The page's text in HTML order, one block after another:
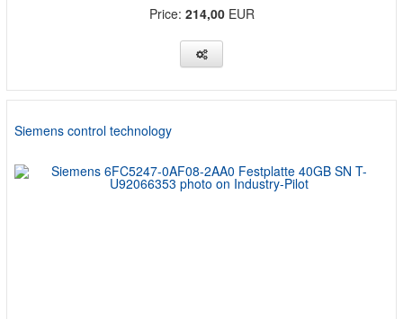
Price: 214,00EUR
Siemens control technology